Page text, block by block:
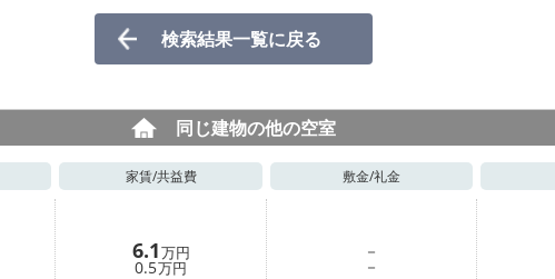
検索結果一覧に戻る
同じ建物の他の空室
家賃/共益費 敷金/礼金
6.1万円
0.5万円
－
－